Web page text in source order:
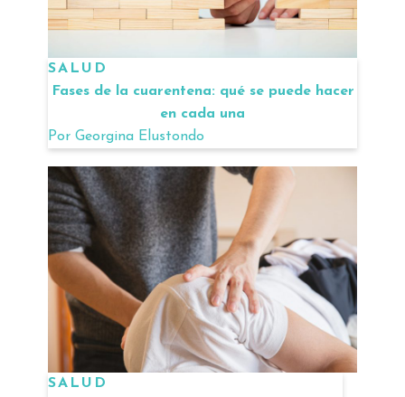
SALUD
Fases de la cuarentena: qué se puede hacer
en cada una
Por Georgina Elustondo
SALUD